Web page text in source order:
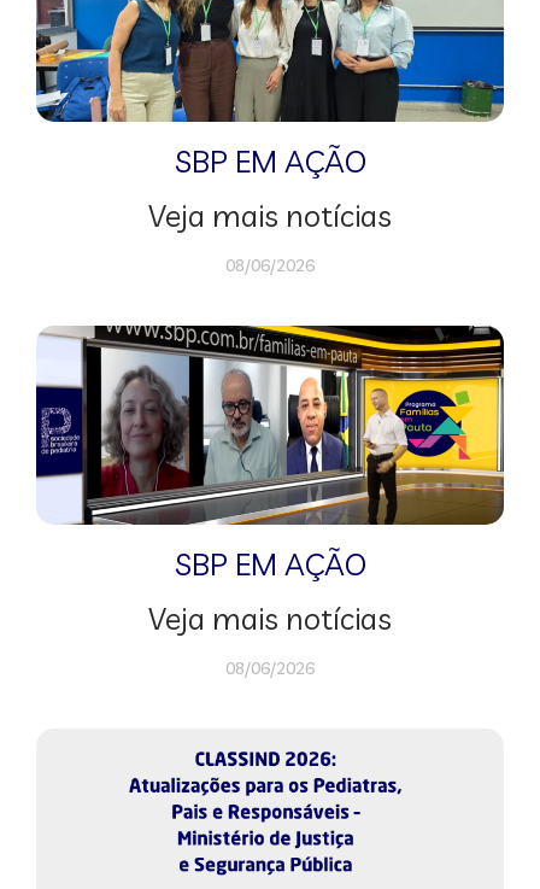
SBP EM AÇÃO
Veja mais notícias
08/06/2026
SBP EM AÇÃO
Veja mais notícias
08/06/2026